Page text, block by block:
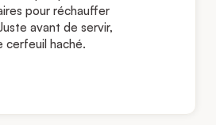
pour réchauffer
avant de servir,
cerfeuil haché.